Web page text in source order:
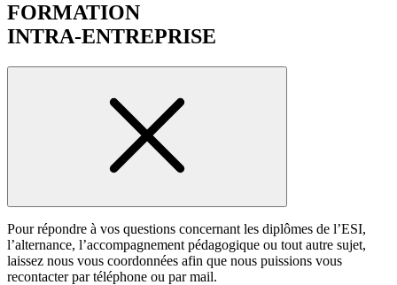
FORMATION
INTRA-ENTREPRISE
Pour répondre à vos questions concernant les diplômes de l’ESI,
l’alternance, l’accompagnement pédagogique ou tout autre sujet,
laissez nous vous coordonnées afin que nous puissions vous
recontacter par téléphone ou par mail.